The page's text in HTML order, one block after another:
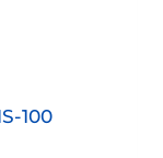
100